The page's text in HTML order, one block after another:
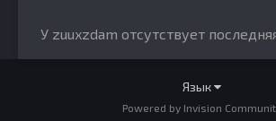
У zuuxzdam отсутствует
Язык
Powered by Invision